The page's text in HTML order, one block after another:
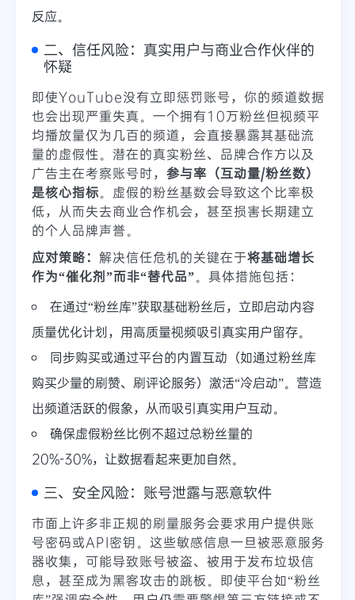
反应。
二、信任风险：真实用户与商业合作伙伴的
怀疑
即使YouTube没有立即惩罚账号，你的频道数据
也会出现严重失真。一个拥有10万粉丝但视频平
均播放量仅为几百的频道，会直接暴露其基础流
量的虚假性。潜在的真实粉丝、品牌合作方以及
广告主在考察账号时， 参与率（互动量/粉丝数）
是核心指标。虚假的粉丝基数会导致这个比率极
低，从而失去商业合作机会，甚至损害长期建立
的个人品牌声誉。
应对策略： 解决信任危机的关键在于将基础增长
作为“催化剂”而非“替代品”。具体措施包括：
在通过“粉丝库”获取基础粉丝后，立即启动内容
质量优化计划，用高质量视频吸引真实用户留存。
同步购买或通过平台的内置互动（如通过粉丝库
购买少量的刷赞、刷评论服务）激活“冷启动”。营造
出频道活跃的假象，从而吸引真实用户互动。
确保虚假粉丝比例不超过总粉丝量的
20%-30%，让数据看起来更加自然。
三、安全风险：账号泄露与恶意软件
市面上许多非正规的刷量服务会要求用户提供账
号密码或API密钥。这些敏感信息一旦被恶意服务
器收集，可能导致账号被盗、被用于发布垃圾信
息，甚至成为黑客攻击的跳板。即使平台如“粉丝